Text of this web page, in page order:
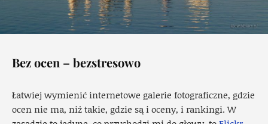
Bez ocen – bezstresowo
Łatwiej wymienić internetowe galerie fotograficzne, gdzie
ocen nie ma, niż takie, gdzie są i oceny, i rankingi. W